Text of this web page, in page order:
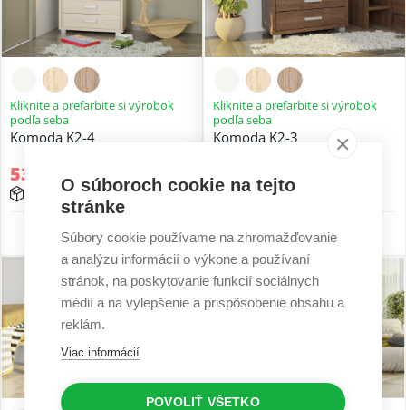
Kliknite a prefarbite si výrobok
podľa seba
Komoda K2-4
530,13 €
15 - 25 prac. dní
5 r. záruka
Kliknite a prefarbite si výrobok
podľa seba
Komoda K2-3
441,57 €
15 - 25 prac. dní
5 r. záruka
O súboroch cookie na tejto
stránke
Súbory cookie používame na zhromažďovanie
a analýzu informácií o výkone a používaní
stránok, na poskytovanie funkcií sociálnych
médií a na vylepšenie a prispôsobenie obsahu a
reklám.
Viac informácií
POVOLIŤ VŠETKO